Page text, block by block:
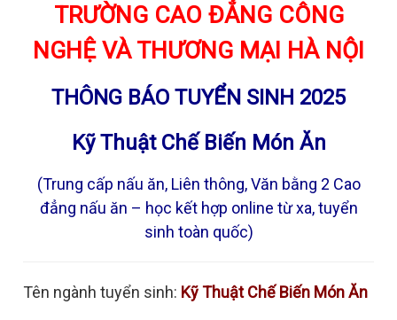
TRƯỜNG CAO ĐẲNG CÔNG
NGHỆ VÀ THƯƠNG MẠI HÀ NỘI
THÔNG BÁO TUYỂN SINH 2025
Kỹ Thuật Chế Biến Món Ăn
(Trung cấp nấu ăn, Liên thông, Văn bằng 2 Cao
đẳng nấu ăn – học kết hợp online từ xa, tuyển
sinh toàn quốc)
Tên ngành tuyển sinh: Kỹ Thuật Chế Biến Món Ăn